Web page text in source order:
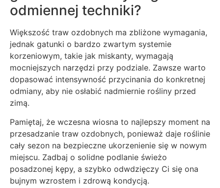
odmiennej techniki?
Większość traw ozdobnych ma zbliżone wymagania,
jednak gatunki o bardzo zwartym systemie
korzeniowym, takie jak miskanty, wymagają
mocniejszych narzędzi przy podziale. Zawsze warto
dopasować intensywność przycinania do konkretnej
odmiany, aby nie osłabić nadmiernie rośliny przed
zimą.
Pamiętaj, że wczesna wiosna to najlepszy moment na
przesadzanie traw ozdobnych, ponieważ daje roślinie
cały sezon na bezpieczne ukorzenienie się w nowym
miejscu. Zadbaj o solidne podlanie świeżo
posadzonej kępy, a szybko odwdzięczy Ci się ona
bujnym wzrostem i zdrową kondycją.